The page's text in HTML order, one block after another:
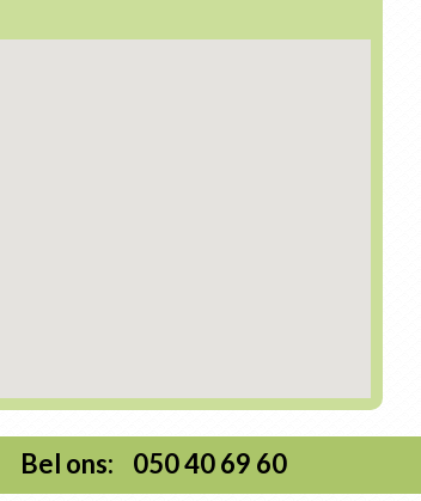
Bel ons: 050 40 69 60